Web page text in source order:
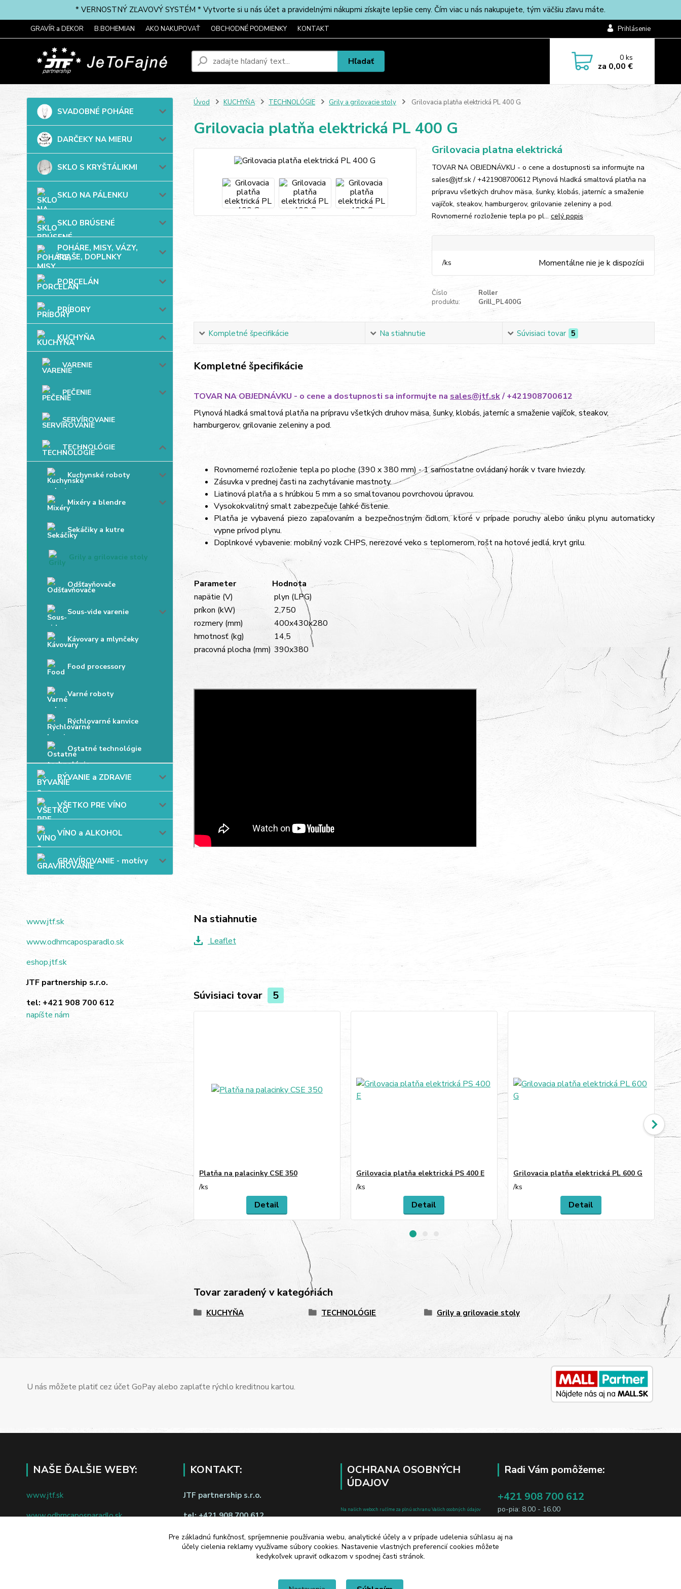
* VERNOSTNÝ ZĽAVOVÝ SYSTÉM * Vytvorte si u nás účet a pravidelnými nákupmi získajte lepšie ceny. Čím viac u nás nakupujete, tým väčšiu zľavu máte.
GRAVÍR a DEKOR B.BOHEMIAN AKO NAKUPOVAŤ OBCHODNÉ PODMIENKY KONTAKT Prihlásenie
Hľadať 0ks
za 0,00 €
SVADOBNÉ POHÁRE
DARČEKY NA MIERU
SKLO S KRYŠTÁLIKMI
SKLO NA PÁLENKU
SKLO BRÚSENÉ
POHÁRE, MISY, VÁZY,
FĽAŠE, DOPLNKY
PORCELÁN
PRÍBORY
KUCHYŇA
VARENIE
PEČENIE
SERVÍROVANIE
TECHNOLÓGIE
Kuchynské roboty
Mixéry a blendre
Sekáčiky a kutre
Grily a grilovacie stoly
Odšťavňovače
Sous-vide varenie
Kávovary a mlynčeky
Food processory
Varné roboty
Rýchlovarné kanvice
Ostatné technológie
BÝVANIE a ZDRAVIE
VŠETKO PRE VÍNO
VÍNO a ALKOHOL
GRAVÍROVANIE - motívy
www.jtf.sk
www.odhrncaposparadlo.sk
eshop.jtf.sk
JTF partnership s.r.o.
tel: +421 908 700 612
napíšte nám
Úvod KUCHYŇA TECHNOLÓGIE Grily a grilovacie stoly Grilovacia platňa elektrická PL 400 G
Grilovacia platňa elektrická PL 400 G
Grilovacia platna elektrická
TOVAR NA OBJEDNÁVKU - o cene a dostupnosti sa informujte na
sales@jtf.sk / +421908700612 Plynová hladká smaltová platňa na
prípravu všetkých druhov mäsa, šunky, klobás, jaterníc a smaženie
vajíčok, steakov, hamburgerov, grilovanie zeleniny a pod.
Rovnomerné rozloženie tepla po pl... celý popis
/ks Momentálne nie je k dispozícii
Číslo
produktu:
Roller
Grill_PL400G
Kompletné špecifikácie Na stiahnutie Súvisiaci tovar 5
Kompletné špecifikácie
TOVAR NA OBJEDNÁVKU - o cene a dostupnosti sa informujte na sales@jtf.sk/ +421908700612
Plynová hladká smaltová platňa na prípravu všetkých druhov mäsa, šunky, klobás, jaterníc a smaženie vajíčok, steakov,
hamburgerov, grilovanie zeleniny a pod.
Rovnomerné rozloženie tepla po ploche (390 x 380 mm) - 1 samostatne ovládaný horák v tvare hviezdy.
Zásuvka v prednej časti na zachytávanie mastnoty.
Liatinová platňa a s hrúbkou 5 mm a so smaltovanou povrchovou úpravou.
Vysokokvalitný smalt zabezpečuje ľahké čistenie.
Platňa je vybavená piezo zapaľovaním a bezpečnostným čidlom, ktoré v prípade poruchy alebo úniku plynu automaticky
vypne prívod plynu.
Doplnkové vybavenie: mobilný vozík CHPS, nerezové veko s teplomerom, rošt na hotové jedlá, kryt grilu.
Parameter
Hodnota
napätie (V)
plyn (LPG)
príkon (kW)
2,750
rozmery (mm)
400x430x280
hmotnosť (kg)
14,5
pracovná plocha (mm)390x380
Na stiahnutie
Leaflet
Súvisiaci tovar 5
Platňa na palacinky CSE 350
/ks
Detail
Grilovacia platňa elektrická PS 400 E
/ks
Detail
Grilovacia platňa elektrická PL 600 G
/ks
Detail
Tovar zaradený v kategóriách
KUCHYŇA TECHNOLÓGIE Grily a grilovacie stoly
U nás môžete platiť cez účet GoPay alebo zaplaťte rýchlo kreditnou kartou.
NAŠE ĎALŠIE WEBY:
www.jtf.sk
www.odhrncaposparadlo.sk
KONTAKT:
JTF partnership s.r.o.
tel:+421 908 700 612
napíšte nám
Odstúpiť od zmluvy tu
OCHRANA OSOBNÝCH
ÚDAJOV
Na našich weboch ručíme za plnú ochranu Vašich osobných údajov
chránené v zmysle zákona č.122/2013 Z.z. o ochrane osobných údajov
a o zmene a doplnení niektorých zákonov.
Radi Vám pomôžeme:
+421 908 700 612
po-pia: 8.00 - 16.00
Pre základnú funkčnosť, spríjemnenie používania webu, analytické účely a v prípade udelenia súhlasu aj na
účely cielenia reklamy využívame súbory cookies. Nastavenie vlastných preferencií cookies môžete
kedykoľvek upraviť odkazom v spodnej časti stránok.